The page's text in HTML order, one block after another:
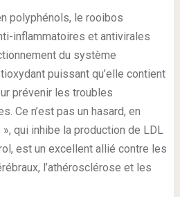
polyphénols, le rooibos
inflammatoires et antivirales
du système
puissant qu’elle contient
prévenir les troubles
Ce n’est pas un hasard, en
qui inhibe la production de LDL
est un excellent allié contre les
l’athérosclérose et les